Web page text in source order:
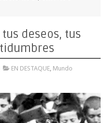
deseos, tus
EN DESTAQUE, Mundo